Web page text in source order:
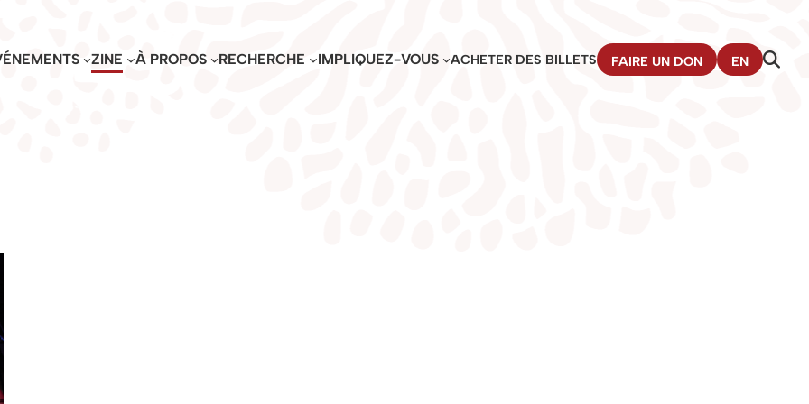
ZINE À PROPOS RECHERCHE IMPLIQUEZ-VOUS ACHETER DES BILLETS FAIRE UN DON EN